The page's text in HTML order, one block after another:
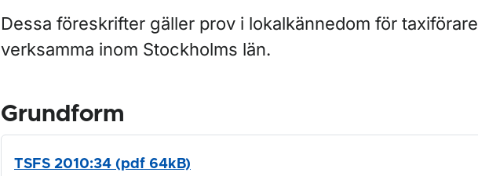
Dessa föreskrifter gäller prov i lokalkännedom för taxiförare
verksamma inom Stockholms län.
Grundform
TSFS 2010:34 (pdf 64kB)